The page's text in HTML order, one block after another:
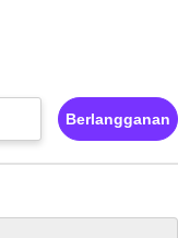
Berlangganan